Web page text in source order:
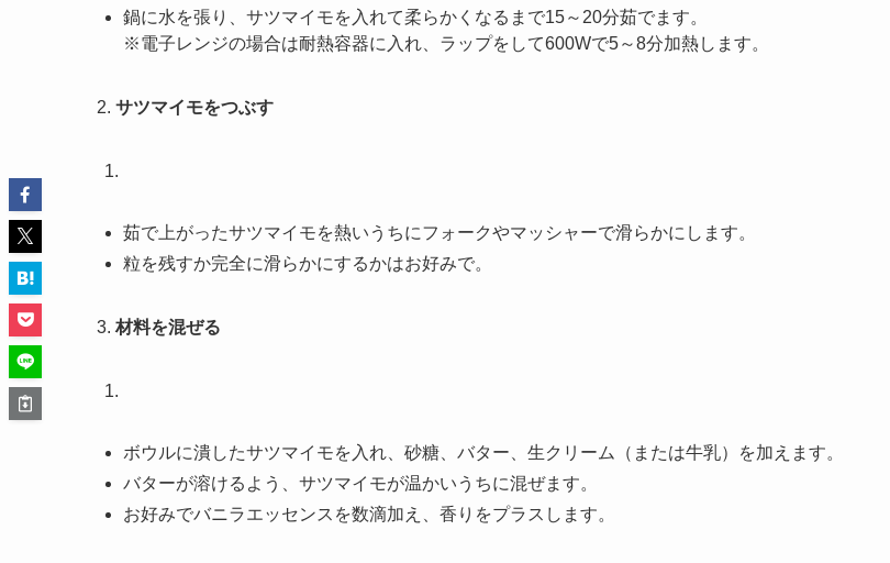
鍋に水を張り、サツマイモを入れて柔らかくなるまで15～20分茹でます。
※電子レンジの場合は耐熱容器に入れ、ラップをして600Wで5～8分加熱します。
2. サツマイモをつぶす
茹で上がったサツマイモを熱いうちにフォークやマッシャーで滑らかにします。
粒を残すか完全に滑らかにするかはお好みで。
3. 材料を混ぜる
ボウルに潰したサツマイモを入れ、砂糖、バター、生クリーム（または牛乳）を加えます。
バターが溶けるよう、サツマイモが温かいうちに混ぜます。
お好みでバニラエッセンスを数滴加え、香りをプラスします。